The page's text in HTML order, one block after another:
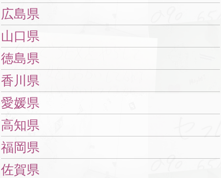
広島県
山口県
徳島県
香川県
愛媛県
高知県
福岡県
佐賀県